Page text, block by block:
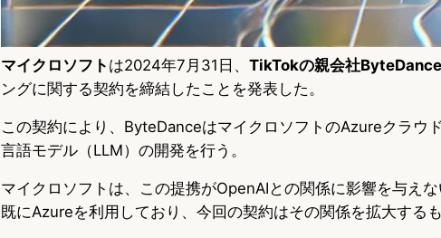
マイクロソフト は2024年7月31日、 TikTokの親会社
ングに関する契約を締結したことを発表した。
この契約により、ByteDanceはマイクロソフトのAzureクラウ
言語モデル（LLM）の開発を行う。
マイクロソフトは、この提携がOpenAIとの関係に影響を与え
既にAzureを利用しており、今回の契約はその関係を拡大するも